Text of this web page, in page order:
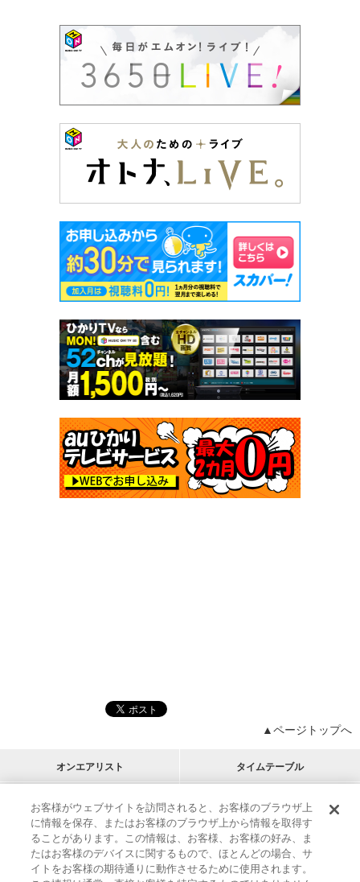
▲ページトップへ
オンエアリスト タイムテーブル
プログラムリスト チャート
アーティストリスト
M-ON!
RECOMMEND
リクエスト
インフォメーション | プレゼント&ご招待
お客様がウェブサイトを訪問されると、お客様のブラウザ上
に情報を保存、またはお客様のブラウザ上から情報を取得す
ることがあります。この情報は、お客様、お客様の好み、ま
たはお客様のデバイスに関するもので、ほとんどの場合、サ
イトをお客様の期待通りに動作させるために使用されます。